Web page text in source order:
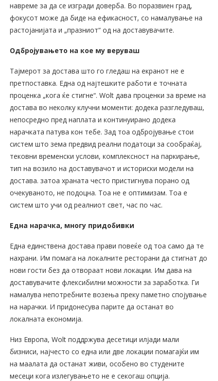
навреме за да се изгради доверба. Во поразвиен град,
фокусот може да биде на ефикасност, со намалување на
растојанијата и „празниот“ од на доставувачите.
Одбројувањето на кое му веруваш
Тајмерот за достава што го гледаш на екранот не е
претпоставка. Една од најтешките работи е точната
проценка „кога ќе стигне“. Wolt дава проценки за време на
достава во неколку клучни моменти: додека разгледуваш,
непосредно пред наплата и континуирано додека
нарачката патува кон тебе. Зад тоа одбројување стои
систем што зема предвид реални податоци за сообраќај,
тековни временски услови, комплексност на паркирање,
тип на возило на доставувачот и историски модели на
достава. затоа храната често пристигнува порано од
очекуваното, не подоцна. Тоа не е оптимизам. Тоа е
систем што учи од реалниот свет, час по час.
Една нарачка, многу придобивки
Една единствена достава прави повеќе од тоа само да те
нахрани. Им помага на локалните ресторани да стигнат до
нови гости без да отвораат нови локации. Им дава на
доставувачите флексибилни можности за заработка. Ги
намалува непотребните возења преку паметно спојување
на нарачки. И придонесува парите да останат во
локалната економија.
Низ Европа, Wolt поддржува десетици илјади мали
бизниси, најчесто со една или две локации помагајќи им
на маалата да останат живи, особено во студените
месеци кога излегувањето не е секогаш опција.